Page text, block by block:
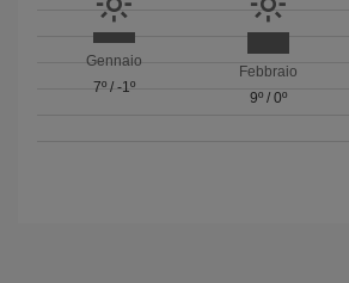
Gennaio
7º/ -1º
Febbraio
9º/ 0º